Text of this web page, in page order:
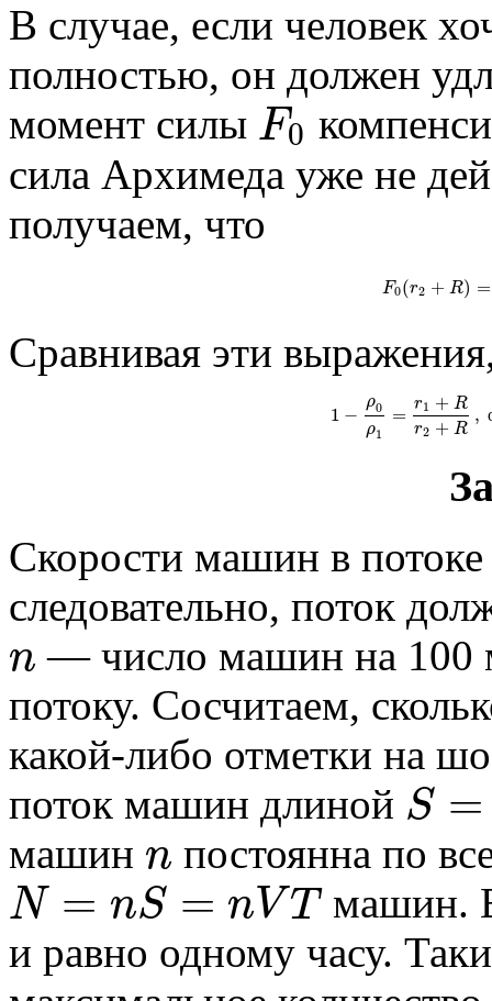
В случае, если человек
полностью, он должен
момент силы F0
сила Архимеда уже не
получаем, что
F0(r2 + R) =
Сравнивая эти
1− ρ0
ρ1
= r1 + R
r2 +R ,
Скорости машин в
следовательно, поток
n — число машин на 100
потоку. Сосчитаем,
какой-либо отметки на
поток машин длиной S =
машин n постоянна по
N = nS = nVTмашин.
и равно одному часу.